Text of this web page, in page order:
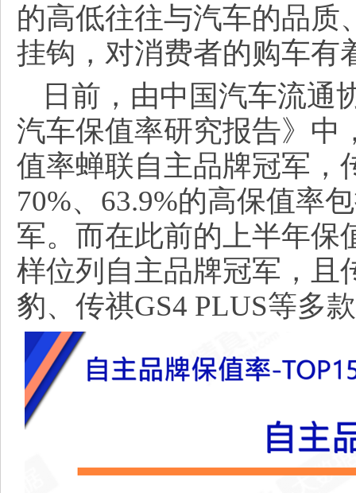
的高低往往与汽车的品质
挂钩，对消费者的购车有
日前，由中国汽车流通
汽车保值率研究报告》中
值率蝉联自主品牌冠军，
70%、63.9%的高保值率
军。而在此前的上半年保
样位列自主品牌冠军，且
豹、传祺GS4 PLUS等多